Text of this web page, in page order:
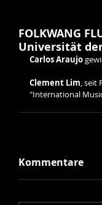
FOLKWANG
Universität
Carlos Araujo
Clement Lim, seit
"International
Kommentare